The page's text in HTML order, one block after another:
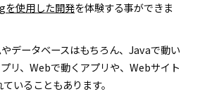
使用した開発を体験する事ができま
データベースはもちろん、Javaで動い
リ、Webで動くアプリや、Webサイト
いることもあります。